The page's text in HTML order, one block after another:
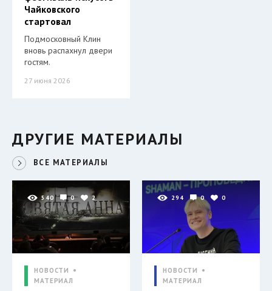
Чайковского
стартовал
Подмосковный Клин
вновь распахнул двери
гостям.
27 июня 2026
ДРУГИЕ МАТЕРИАЛЫ
ВСЕ МАТЕРИАЛЫ
540 0 2
НОВОСТИ
МАТЕРИАЛ
294 0 0
НОВОСТИ
МАТЕРИАЛ